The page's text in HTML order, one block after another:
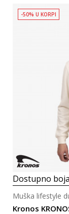
-50% U KORPI
Dostupno
Kronos
Muška lifestyle